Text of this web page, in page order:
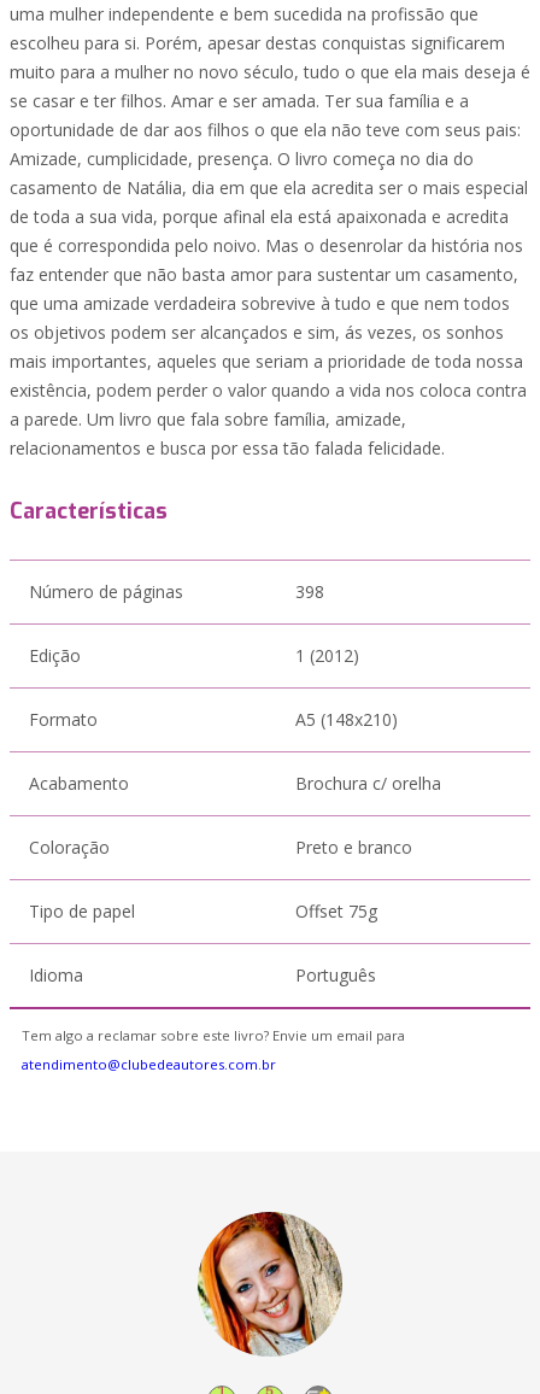
uma mulher independente e bem sucedida na profissão que
escolheu para si. Porém, apesar destas conquistas significarem
muito para a mulher no novo século, tudo o que ela mais deseja é
se casar e ter filhos. Amar e ser amada. Ter sua família e a
oportunidade de dar aos filhos o que ela não teve com seus pais:
Amizade, cumplicidade, presença. O livro começa no dia do
casamento de Natália, dia em que ela acredita ser o mais especial
de toda a sua vida, porque afinal ela está apaixonada e acredita
que é correspondida pelo noivo. Mas o desenrolar da história nos
faz entender que não basta amor para sustentar um casamento,
que uma amizade verdadeira sobrevive à tudo e que nem todos
os objetivos podem ser alcançados e sim, ás vezes, os sonhos
mais importantes, aqueles que seriam a prioridade de toda nossa
existência, podem perder o valor quando a vida nos coloca contra
a parede. Um livro que fala sobre família, amizade,
relacionamentos e busca por essa tão falada felicidade.
Características
Número de páginas 398
Edição 1 (2012)
Formato A5 (148x210)
Acabamento Brochura c/ orelha
Coloração Preto e branco
Tipo de papel Offset 75g
Idioma Português
Tem algo a reclamar sobre este livro? Envie um email para
atendimento@clubedeautores.com.br